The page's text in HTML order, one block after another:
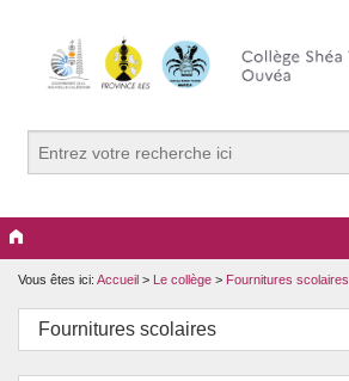
Le collège
Projets pédagogiques
Vous êtes ici: Accueil > Le collège > Fournitures scolaires
Fournitures scolaires